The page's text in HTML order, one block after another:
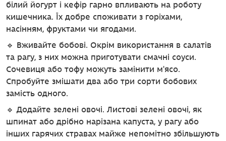
білий йогурт і кефір гарно впливають на роботу
кишечника. Їх добре споживати з горіхами,
насінням, фруктами чи ягодами.
🔹 Вживайте бобові. Окрім використання в салатів
та рагу, з них можна приготувати смачні соуси.
Сочевиця або тофу можуть замінити м'ясо.
Спробуйте змішати два або три сорти бобових
замість одного.
🔹 Додайте зелені овочі. Листові зелені овочі, як
шпинат або дрібно нарізана капуста, у рагу або
інших гарячих стравах майже непомітно збільшують